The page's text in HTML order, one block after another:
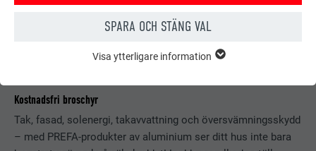
Kostnadsfri broschyr
Tak, fasad, solenergi, takavvattning och översvämningsskydd
– med PREFA-produkter av aluminium ser ditt hus inte bara
SPARA OCH STÄNG VAL
GRUNDLÄGGANDE
fungerar korrekt.
EFTERNAMN PHPSESSID
Visa information om kakor
Visa ytterligare information